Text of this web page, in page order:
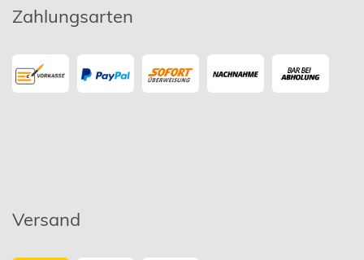
Zahlungsarten
Versand